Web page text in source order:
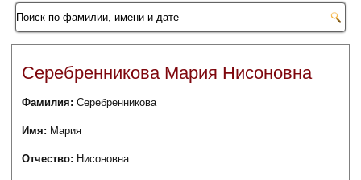
Серебренникова Мария Нисоновна
Фамилия:Серебренникова
Имя: Мария
Отчество: Нисоновна